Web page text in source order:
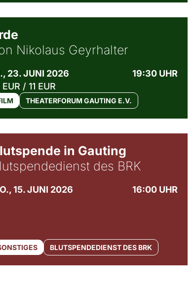
Nikolaus Geyrhalter
23. JUNI 2026
19:30 UHR
EUR / 11 EUR
THEATERFORUM GAUTING E.V.
in Gauting
des BRK
15. JUNI 2026 16:00 UHR
BLUTSPENDEDIENST DES BRK